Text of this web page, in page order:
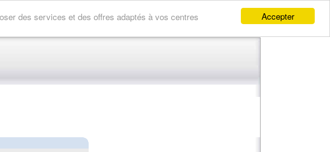
Accepter
des services et des offres adaptés à vos centres